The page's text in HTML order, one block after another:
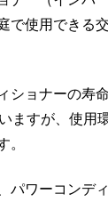
で使用できる
ショナーの寿
ますが、使用
。
パワーコンデ